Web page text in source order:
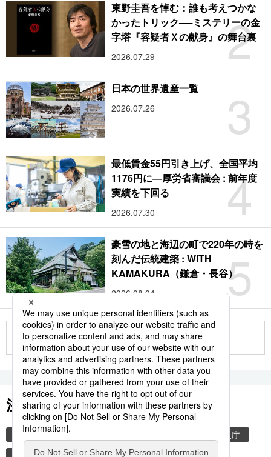
2
東野圭吾を悼む：誰も考えつかな
かったトリック──ミステリーの金
字塔『容疑者Ｘの献身』の舞台裏
2026.07.29
3
日本の世界遺産一覧
2026.07.26
4
最低賃金55円引き上げ、全国平均
1176円に―厚労省審議会 : 前年度
実績を下回る
2026.07.30
5
豪雪の地と海辺の町で220年の時を
刻んだ伝統建築 : WITH
KAMAKURA（鎌倉・長谷）
2026.08.04
もっと見る
注目のキーワード
共同通信ニュース
気象庁